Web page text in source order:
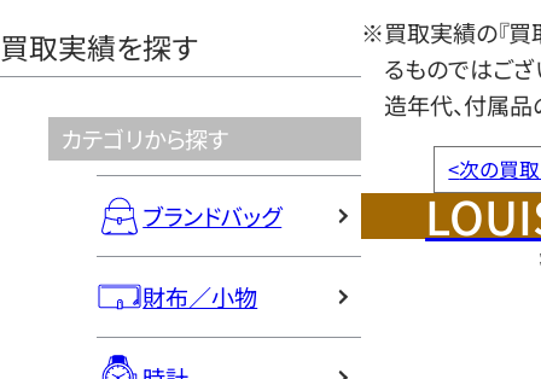
買取実績を探す
カテゴリから探す
ブランドバッグ
財布／小物
※買取実績の『買
るものではござ
造年代、付属品
<次の買